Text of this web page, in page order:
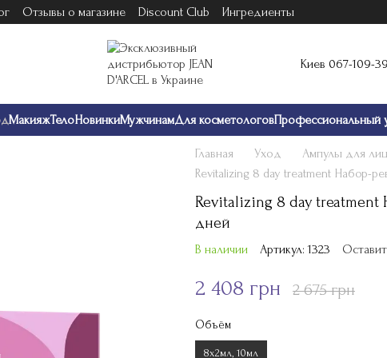
Отзывы о магазине Discount Club
Ингредиенты
Киев 067-109-
МакияжТелоНовинкиМужчинамДля косметологовПрофессиональный
Главная Уход
Ампулы для
Revitalizing 8 day treatment Набор-
Revitalizing 8 day treatment
дней
В наличии Артикул: 1323
2 408 грн 2 675 грн
Объём
8х2мл, 10мл